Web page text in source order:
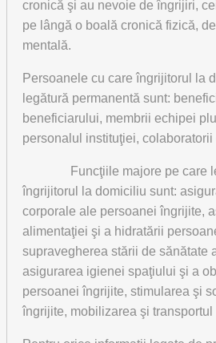
cronică şi au nevoie de îngrijiri,
pe lângă o boală cronică fizică,
mentală.
Persoanele cu care îngrijitorul la
legătură permanentă sunt:
beneficiarului, membrii echipei
personalul instituţiei, colaboratorii
Funcţiile majore pe care le
îngrijitorul la domiciliu sunt:
corporale ale persoanei îngrijite,
alimentaţiei şi a hidratării
supravegherea stării de sănătate
asigurarea igienei spaţiului şi a
persoanei îngrijite, stimularea şi
îngrijite, mobilizarea şi